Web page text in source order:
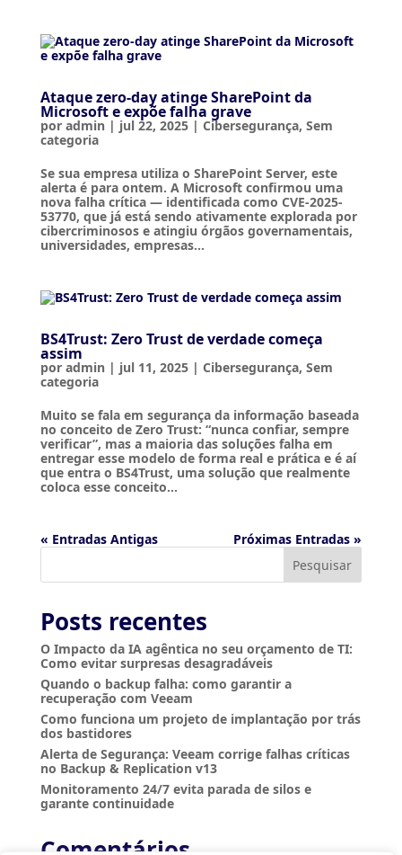
Ataque zero-day atinge SharePoint da
Microsoft e expõe falha grave
por admin | jul 22, 2025| Cibersegurança, Sem
categoria
Se sua empresa utiliza o SharePoint Server, este
alerta é para ontem. A Microsoft confirmou uma
nova falha crítica — identificada como CVE-2025-
53770, que já está sendo ativamente explorada por
cibercriminosos e atingiu órgãos governamentais,
universidades, empresas...
BS4Trust: Zero Trust de verdade começa
assim
por admin | jul 11, 2025| Cibersegurança, Sem
categoria
Muito se fala em segurança da informação baseada
no conceito de Zero Trust: “nunca confiar, sempre
verificar”, mas a maioria das soluções falha em
entregar esse modelo de forma real e prática e é aí
que entra o BS4Trust, uma solução que realmente
coloca esse conceito...
« Entradas Antigas
Próximas Entradas »
Pesquisar
Posts recentes
O Impacto da IA agêntica no seu orçamento de TI:
Como evitar surpresas desagradáveis
Quando o backup falha: como garantir a
recuperação com Veeam
Como funciona um projeto de implantação por trás
dos bastidores
Alerta de Segurança: Veeam corrige falhas críticas
no Backup & Replication v13
Monitoramento 24/7 evita parada de silos e
garante continuidade